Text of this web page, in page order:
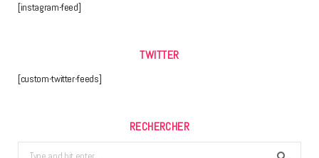
[instagram-feed]
TWITTER
[custom-twitter-feeds]
RECHERCHER
Search